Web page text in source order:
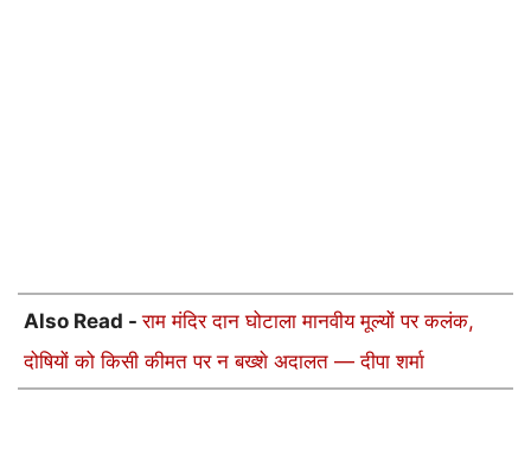
Also Read -राम मंदिर दान घोटाला मानवीय मूल्यों पर कलंक,
दोषियों को किसी कीमत पर न बख्शे अदालत — दीपा शर्मा